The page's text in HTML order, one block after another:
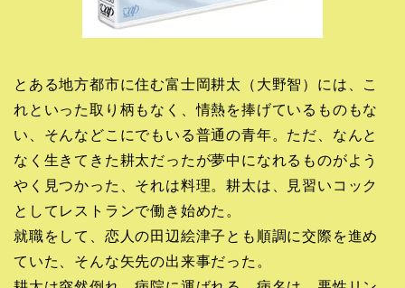
とある地方都市に住む富士岡耕太（大野智）には、こ
れといった取り柄もなく、情熱を捧げているものもな
い、そんなどこにでもいる普通の青年。ただ、なんと
なく生きてきた耕太だったが夢中になれるものがよう
やく見つかった、それは料理。耕太は、見習いコック
としてレストランで働き始めた。
就職をして、恋人の田辺絵津子とも順調に交際を進め
ていた、そんな矢先の出来事だった。